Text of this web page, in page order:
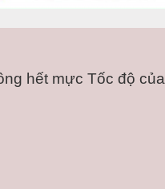
hết mực Tốc độ của